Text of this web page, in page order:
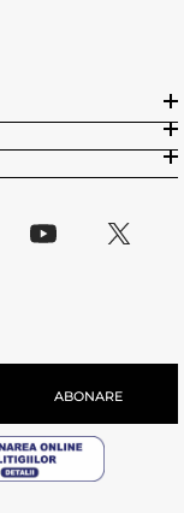
ABONARE